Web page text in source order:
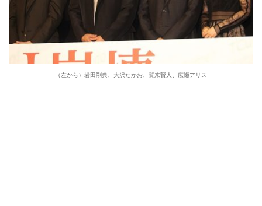
（左から）岩田剛典、大沢たかお、賀来賢人、広瀬アリス